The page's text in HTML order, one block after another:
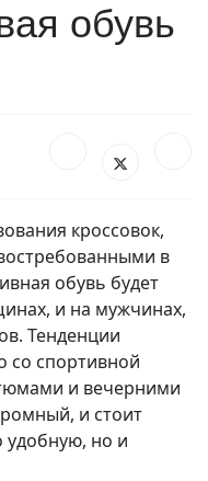
обувь
кроссовок,
в
обувь будет
и на мужчинах,
Тенденции
со спортивной
и вечерними
и стоит
удобную, но и